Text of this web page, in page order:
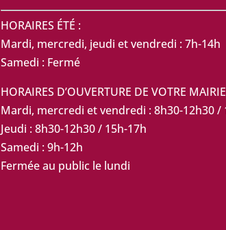
HORAIRES ÉTÉ :
Mardi, mercredi, jeudi et vendredi : 7h-14h
Samedi : Fermé
HORAIRES D’OUVERTURE DE VOTRE
Mardi, mercredi et vendredi : 8h30-12h30 /
Jeudi : 8h30-12h30 / 15h-17h
Samedi : 9h-12h
Fermée au public le lundi